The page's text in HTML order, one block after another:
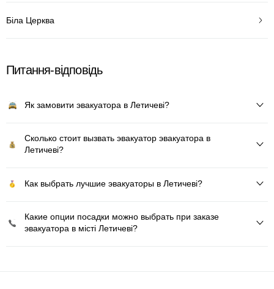
Біла Церква
Питання-відповідь
Як замовити эвакуатора в Летичеві?
Сколько стоит вызвать эвакуатор эвакуатора в
Летичеві?
Как выбрать лучшие эвакуаторы в Летичеві?
Какие опции посадки можно выбрать при заказе
эвакуатора в місті Летичеві?